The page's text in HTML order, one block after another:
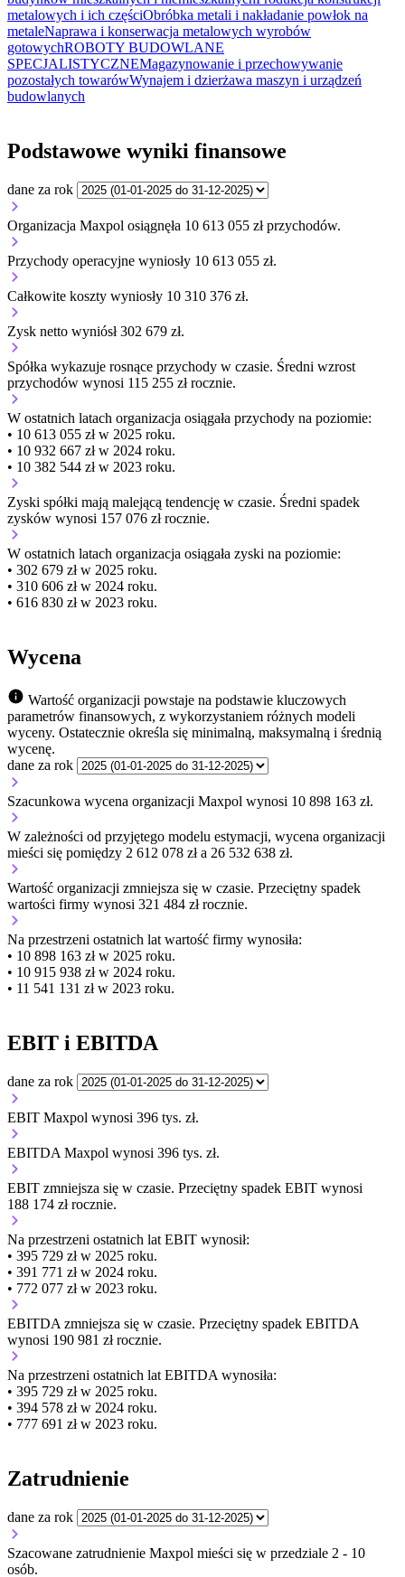
metalowych i ich częściObróbka metali i nakładanie powłok na
metaleNaprawa i konserwacja metalowych wyrobów
gotowychROBOTY BUDOWLANE
SPECJALISTYCZNEMagazynowanie i przechowywanie
pozostałych towarówWynajem i dzierżawa maszyn i urządzeń
budowlanych
Podstawowe wyniki finansowe
dane za rok
Organizacja Maxpol osiągnęła 10 613 055 zł przychodów.
Przychody operacyjne wyniosły 10 613 055 zł.
Całkowite koszty wyniosły 10 310 376 zł.
Zysk netto wyniósł 302 679 zł.
Spółka wykazuje rosnące przychody w czasie. Średni wzrost
przychodów wynosi 115 255 zł rocznie.
W ostatnich latach organizacja osiągała przychody na poziomie:
• 10 613 055 zł w 2025 roku.
• 10 932 667 zł w 2024 roku.
• 10 382 544 zł w 2023 roku.
Zyski spółki mają malejącą tendencję w czasie. Średni spadek
zysków wynosi 157 076 zł rocznie.
W ostatnich latach organizacja osiągała zyski na poziomie:
• 302 679 zł w 2025 roku.
• 310 606 zł w 2024 roku.
• 616 830 zł w 2023 roku.
Wycena
Wartość organizacji powstaje na podstawie kluczowych
parametrów finansowych, z wykorzystaniem różnych modeli
wyceny. Ostatecznie określa się minimalną, maksymalną i średnią
wycenę.
dane za rok
Szacunkowa wycena organizacji Maxpol wynosi 10 898 163 zł.
W zależności od przyjętego modelu estymacji, wycena organizacji
mieści się pomiędzy 2 612 078 zł a 26 532 638 zł.
Wartość organizacji zmniejsza się w czasie. Przeciętny spadek
wartości firmy wynosi 321 484 zł rocznie.
Na przestrzeni ostatnich lat wartość firmy wynosiła:
• 10 898 163 zł w 2025 roku.
• 10 915 938 zł w 2024 roku.
• 11 541 131 zł w 2023 roku.
EBIT i EBITDA
dane za rok
EBIT Maxpol wynosi 396 tys. zł.
EBITDA Maxpol wynosi 396 tys. zł.
EBIT zmniejsza się w czasie. Przeciętny spadek EBIT wynosi
188 174 zł rocznie.
Na przestrzeni ostatnich lat EBIT wynosił:
• 395 729 zł w 2025 roku.
• 391 771 zł w 2024 roku.
• 772 077 zł w 2023 roku.
EBITDA zmniejsza się w czasie. Przeciętny spadek EBITDA
wynosi 190 981 zł rocznie.
Na przestrzeni ostatnich lat EBITDA wynosiła:
• 395 729 zł w 2025 roku.
• 394 578 zł w 2024 roku.
• 777 691 zł w 2023 roku.
Zatrudnienie
dane za rok
Szacowane zatrudnienie Maxpol mieści się w przedziale 2 - 10
osób.